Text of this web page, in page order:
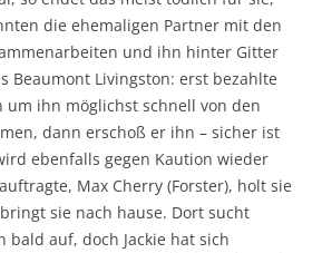
die ehemaligen Partner mit den
und ihn hinter Gitter
Beaumont Livingston: erst bezahlte
um ihn möglichst schnell von den
dann erschoß er ihn – sicher ist
ebenfalls gegen Kaution wieder
Max Cherry (Forster), holt sie
sie nach hause. Dort sucht
bald auf, doch Jackie hat sich